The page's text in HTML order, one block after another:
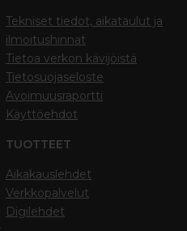
Tekniset tiedot, aikataulut ja
ilmoitushinnat
Tietoa verkon kävijöistä
Tietosuojaseloste
Avoimuusraportti
Käyttöehdot
TUOTTEET
Aikakauslehdet
Verkkopalvelut
Digilehdet